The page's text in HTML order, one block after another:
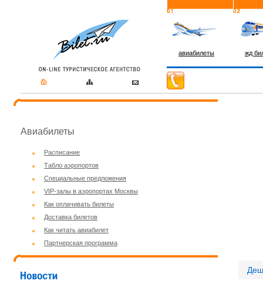
авиабилеты жд
Авиабилеты
Расписание
Табло аэропортов
Специальные предложения
VIP-залы в аэропортах Москвы
Как оплачивать билеты
Доставка билетов
Как читать авиабилет
Партнерская программа